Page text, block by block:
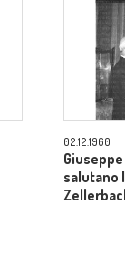
02.12.1960
salutano